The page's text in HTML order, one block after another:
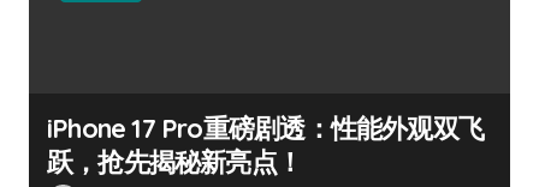
iPhone 17 Pro重磅剧透：性能外观双飞
跃，抢先揭秘新亮点！